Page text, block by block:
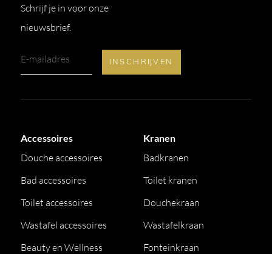
Schrijf je in voor onze
nieuwsbrief.
Accessoires
Douche accessoires
Bad accessoires
Toilet accessoires
Wastafel accessoires
Beauty en Wellness
Kranen
Badkranen
Toilet kranen
Douchekraan
Wastafelkraan
Fonteinkraan